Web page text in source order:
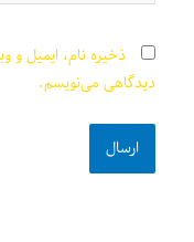
ذخیره نام، ایمیل و
دیدگاهی می‌نویسم.